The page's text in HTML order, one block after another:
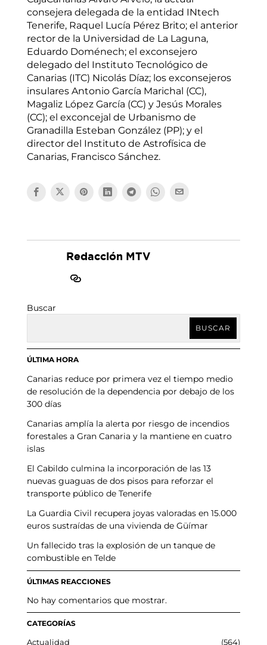
consejera delegada de la entidad INtech
Tenerife, Raquel Lucía Pérez Brito; el anterior
rector de la Universidad de La Laguna,
Eduardo Doménech; el exconsejero
delegado del Instituto Tecnológico de
Canarias (ITC) Nicolás Díaz; los exconsejeros
insulares Antonio García Marichal (CC),
Magaliz López García (CC) y Jesús Morales
(CC); el exconcejal de Urbanismo de
Granadilla Esteban González (PP); y el
director del Instituto de Astrofísica de
Canarias, Francisco Sánchez.
Redacción MTV
Buscar
BUSCAR
ÚLTIMA HORA
Canarias reduce por primera vez el tiempo medio
de resolución de la dependencia por debajo de los
300 días
Canarias amplía la alerta por riesgo de incendios
forestales a Gran Canaria y la mantiene en cuatro
islas
El Cabildo culmina la incorporación de las 13
nuevas guaguas de dos pisos para reforzar el
transporte público de Tenerife
La Guardia Civil recupera joyas valoradas en 15.000
euros sustraídas de una vivienda de Güímar
Un fallecido tras la explosión de un tanque de
combustible en Telde
ÚLTIMAS REACCIONES
No hay comentarios que mostrar.
CATEGORÍAS
Actualidad 564